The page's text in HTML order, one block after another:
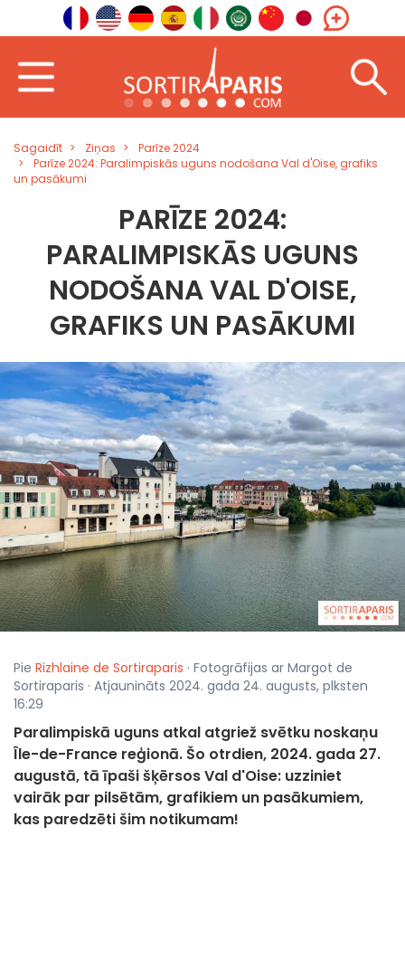
Sagaidīt Ziņas
Parīze 2024
Parīze 2024: Paralimpiskās uguns nodošana Val d'Oise, grafiks
un pasākumi
PARĪZE 2024:
PARALIMPISKĀS UGUNS
NODOŠANA VAL D'OISE,
GRAFIKS UN PASĀKUMI
Pie Rizhlaine de Sortiraparis · Fotogrāfijas ar Margot de
Sortiraparis · Atjaunināts 2024. gada 24. augusts, plksten
16:29
Paralimpiskā uguns atkal atgriež svētku noskaņu
Île-de-France reģionā. Šo otrdien, 2024. gada 27.
augustā, tā īpaši šķērsos Val d'Oise: uzziniet
vairāk par pilsētām, grafikiem un pasākumiem,
kas paredzēti šim notikumam!